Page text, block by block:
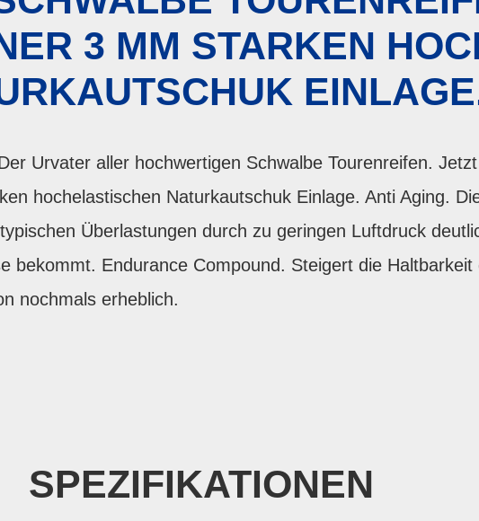
3 MM STARKEN
Urvater aller hochwertigen Schwalbe Tourenreifen.
hochelastischen Naturkautschuk Einlage. Anti Aging.
Überlastungen durch zu geringen Luftdruck
bekommt. Endurance Compound. Steigert die Haltbarkeit
nochmals erheblich.
SPEZIFIKATIONEN